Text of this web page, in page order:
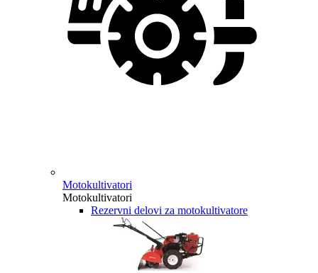
Motokultivatori
Motokultivatori
Rezervni delovi za motokultivatore